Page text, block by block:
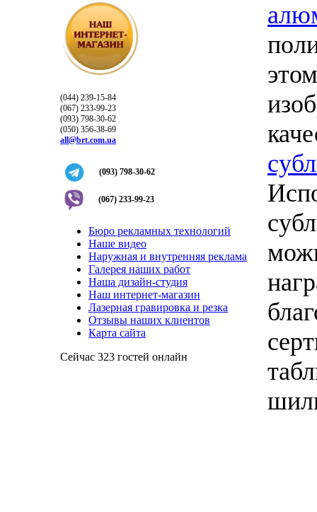
(044) 239-15-84
(067) 233-99-23
(093) 798-30-62
(050) 356-38-69
all@brt.com.ua
(093) 798-30-62
(067) 233-99-23
Бюро рекламных технологий
Наше видео
Наружная и внутренняя реклама
Галерея наших работ
Наша дизайн-студия
Наш интернет-магазин
Лазерная гравировка и резка
Отзывы наших клиентов
Карта сайта
Сейчас 323 гостей онлайн